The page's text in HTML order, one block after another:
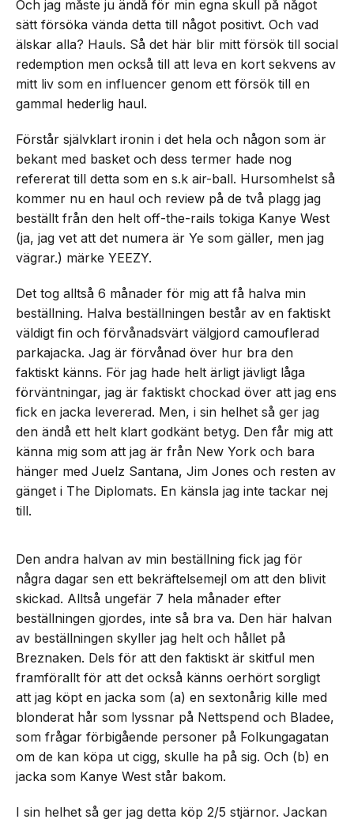
Och jag måste ju ändå för min egna skull på något
sätt försöka vända detta till något positivt. Och vad
älskar alla? Hauls. Så det här blir mitt försök till social
redemption men också till att leva en kort sekvens av
mitt liv som en influencer genom ett försök till en
gammal hederlig haul.
Förstår självklart ironin i det hela och någon som är
bekant med basket och dess termer hade nog
refererat till detta som en s.k air-ball. Hursomhelst så
kommer nu en haul och review på de två plagg jag
beställt från den helt off-the-rails tokiga Kanye West
(ja, jag vet att det numera är Ye som gäller, men jag
vägrar.) märke YEEZY.
Det tog alltså 6 månader för mig att få halva min
beställning. Halva beställningen består av en faktiskt
väldigt fin och förvånadsvärt välgjord camouflerad
parkajacka. Jag är förvånad över hur bra den
faktiskt känns. För jag hade helt ärligt jävligt låga
förväntningar, jag är faktiskt chockad över att jag ens
fick en jacka levererad. Men, i sin helhet så ger jag
den ändå ett helt klart godkänt betyg. Den får mig att
känna mig som att jag är från New York och bara
hänger med Juelz Santana, Jim Jones och resten av
gänget i The Diplomats. En känsla jag inte tackar nej
till.
Den andra halvan av min beställning fick jag för
några dagar sen ett bekräftelsemejl om att den blivit
skickad. Alltså ungefär 7 hela månader efter
beställningen gjordes, inte så bra va. Den här halvan
av beställningen skyller jag helt och hållet på
Breznaken. Dels för att den faktiskt är skitful men
framförallt för att det också känns oerhört sorgligt
att jag köpt en jacka som (a) en sextonårig kille med
blonderat hår som lyssnar på Nettspend och Bladee,
som frågar förbigående personer på Folkungagatan
om de kan köpa ut cigg, skulle ha på sig. Och (b) en
jacka som Kanye West står bakom.
I sin helhet så ger jag detta köp 2/5 stjärnor. Jackan